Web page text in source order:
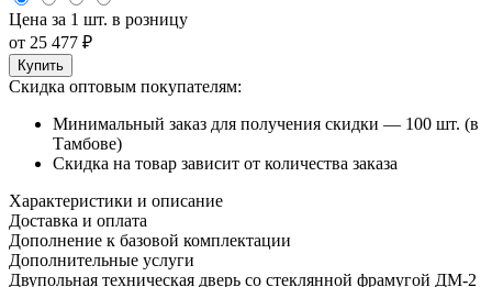
Цена за 1 шт. в розницу
от 25 477 ₽
Купить
Скидка оптовым покупателям:
Минимальный заказ для получения скидки — 100 шт. (в
Тамбове)
Скидка на товар зависит от количества заказа
Характеристики и описание
Доставка и оплата
Дополнение к базовой комплектации
Дополнительные услуги
Двупольная техническая дверь со стеклянной фрамугой ДМ-2